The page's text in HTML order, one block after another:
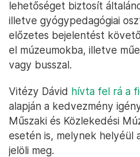
lehetőséget biztosít
illetve gyógypedagógiai
előzetes bejelentést
el múzeumokba, illetve
vagy busszal.
Vitézy Dávid hívta fel rá a
alapján a kedvezmény
Műszaki és Közlekedési
esetén is, melynek helyéül
jelöli meg.